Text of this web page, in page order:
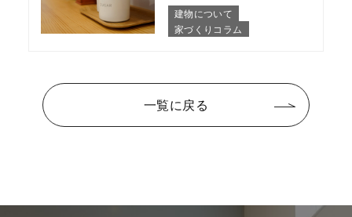
建物について
家づくりコラム
一覧に戻る